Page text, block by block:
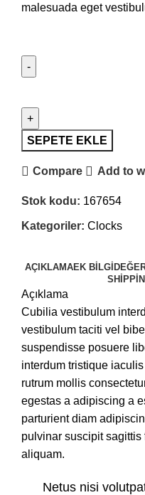
malesuada eget
chair
adet
SEPETE EKLE
Compare Add to
Stok kodu: 167654
Kategoriler: Clocks
AÇIKLAMAEK BILGI
Açıklama
Cubilia vestibulum
vestibulum taciti vel
suspendisse posuere
interdum tristique
rutrum mollis
egestas a adipiscing a
parturient diam
pulvinar suscipit
aliquam.
Netus nisi